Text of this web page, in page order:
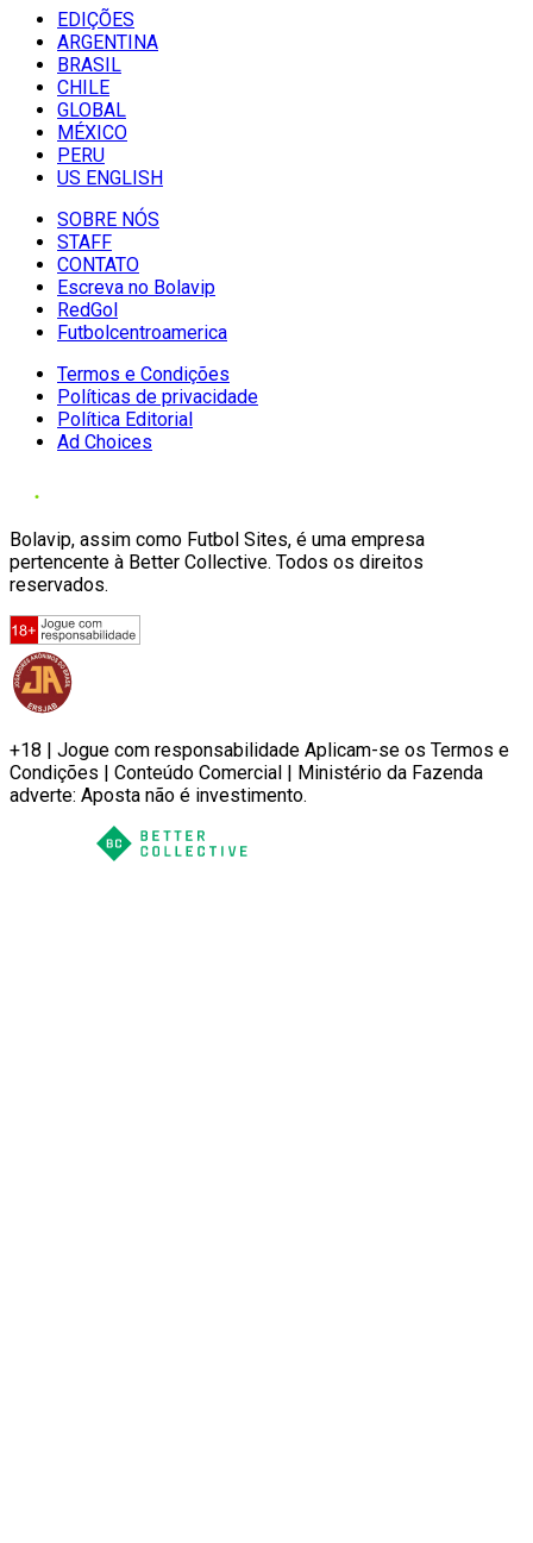
EDIÇÕES
ARGENTINA
BRASIL
CHILE
GLOBAL
MÉXICO
PERU
US ENGLISH
SOBRE NÓS
STAFF
CONTATO
Escreva no Bolavip
RedGol
Futbolcentroamerica
Termos e Condições
Políticas de privacidade
Política Editorial
Ad Choices
Bolavip, assim como Futbol Sites, é uma empresa
pertencente à Better Collective. Todos os direitos
reservados.
+18 | Jogue com responsabilidade Aplicam-se os Termos e
Condições | Conteúdo Comercial | Ministério da Fazenda
adverte: Aposta não é investimento.